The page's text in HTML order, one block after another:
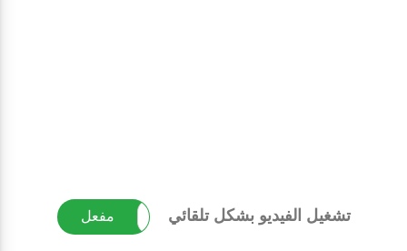
تشغيل الفيديو بشكل تلقائي مفعل غير مفعل